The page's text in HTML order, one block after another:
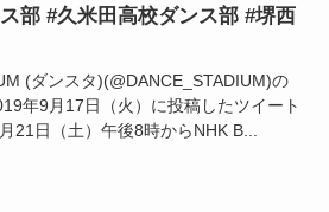
部 #久米田高校ダンス部 #堺西
(ダンスタ)(@DANCE_STADIUM)の
年9月17日（火）に投稿したツイート
21日（土）午後8時からNHK B...